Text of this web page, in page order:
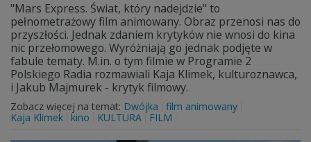
"Mars Express. Świat, który nadejdzie" to
pełnometrażowy film animowany. Obraz przenosi nas do
przyszłości. Jednak zdaniem krytyków nie wnosi do kina
nic przełomowego. Wyróżniają go jednak podjęte w
fabule tematy. M.in. o tym filmie w Programie 2
Polskiego Radia rozmawiali Kaja Klimek, kulturoznawca,
i Jakub Majmurek - krytyk filmowy.
Zobacz więcej na temat: Dwójka
film animowany
Kaja Klimek
kino KULTURA FILM